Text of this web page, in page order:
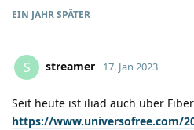
EIN JAHRSPÄTER
S streamer 17. Jan 2023
Seit heute ist iliad auch über
https://www.universofree.com/